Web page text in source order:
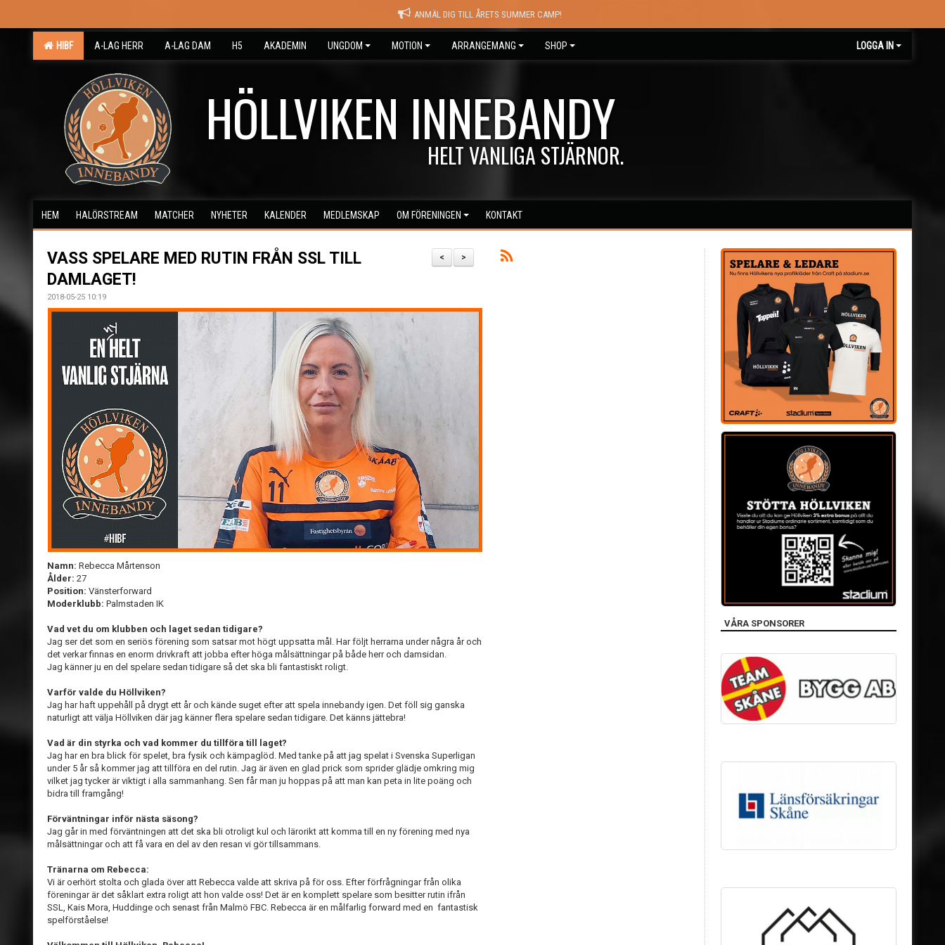
ANMÄL DIG TILL ÅRETS SUMMER CAMP!
HIBF A-LAG HERR A-LAG DAM H5 AKADEMIN UNGDOM MOTION ARRANGEMANG SHOP LOGGA IN
HÖLLVIKEN INNEBANDY
HELT VANLIGA STJÄRNOR.
HEM HALÖRSTREAM MATCHER NYHETER KALENDER MEDLEMSKAP OM FÖRENINGEN KONTAKT
>
<
VASS SPELARE MED RUTIN FRÅN SSL TILL
DAMLAGET!
2018-05-25 10:19
Namn: Rebecca Mårtenson
Ålder: 27
Position: Vänsterforward
Moderklubb: Palmstaden IK
Vad vet du om klubben och laget sedan tidigare?
Jag ser det som en seriös förening som satsar mot högt uppsatta mål. Har följt herrarna under några år och
det verkar finnas en enorm drivkraft att jobba efter höga målsättningar på både herr och damsidan.
Jag känner ju en del spelare sedan tidigare så det ska bli fantastiskt roligt.
Varför valde du Höllviken?
Jag har haft uppehåll på drygt ett år och kände suget efter att spela innebandy igen. Det föll sig ganska
naturligt att välja Höllviken där jag känner flera spelare sedan tidigare. Det känns jättebra!
Vad är din styrka och vad kommer du tillföra till laget?
Jag har en bra blick för spelet, bra fysik och kämpaglöd. Med tanke på att jag spelat i Svenska Superligan
under 5 år så kommer jag att tillföra en del rutin. Jag är även en glad prick som sprider glädje omkring mig
vilket jag tycker är viktigt i alla sammanhang. Sen får man ju hoppas på att man kan peta in lite poäng och
bidra till framgång!
Förväntningar inför nästa säsong?
Jag går in med förväntningen att det ska bli otroligt kul och lärorikt att komma till en ny förening med nya
målsättningar och att få vara en del av den resan vi gör tillsammans.
Tränarna om Rebecca:
Vi är oerhört stolta och glada över att Rebecca valde att skriva på för oss. Efter förfrågningar från olika
föreningar är det såklart extra roligt att hon valde oss! Det är en komplett spelare som besitter rutin ifrån
SSL, Kais Mora, Huddinge och senast från Malmö FBC. Rebecca är en målfarlig forward med en fantastisk
spelförståelse!
VÅRA SPONSORER